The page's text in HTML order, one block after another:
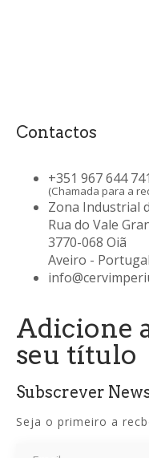
Contactos
+351 967 644 741
(Chamada para a
Zona Industrial
Rua do Vale
3770-068 Oiã
Aveiro - Portugal
Adicione
seu título
Subscrever
Seja o primeiro a